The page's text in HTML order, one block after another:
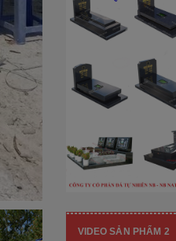
hạng mục nhận diện thương hiệu, nó
còn...
VIDEO SẢN PHẨM 2